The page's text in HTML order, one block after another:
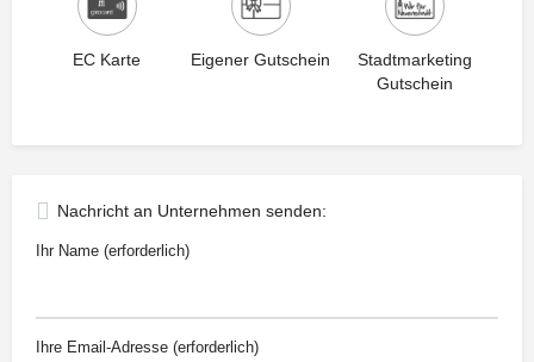
EC Karte Eigener Gutschein
Stadtmarketing
Gutschein
Nachricht an Unternehmen senden:
Ihr Name (erforderlich)
Ihre Email-Adresse (erforderlich)